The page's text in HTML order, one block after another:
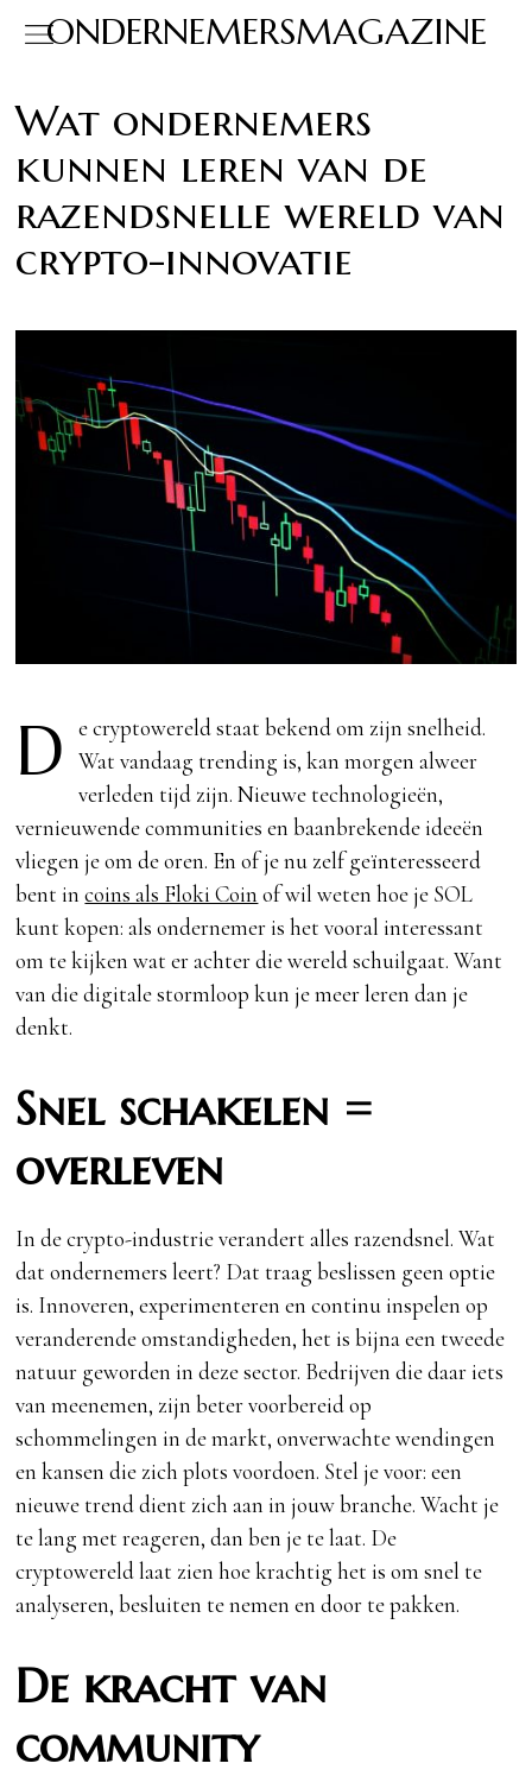
ONDERNEMERSMAGAZINE
Wat ondernemers
kunnen leren van de
razendsnelle wereld van
crypto-innovatie
D
e cryptowereld staat bekend om zijn snelheid.
Wat vandaag trending is, kan morgen alweer
verleden tijd zijn. Nieuwe technologieën,
vernieuwende communities en baanbrekende ideeën
vliegen je om de oren. En of je nu zelf geïnteresseerd
bent incoins als Floki Coin of wil weten hoe je SOL
kunt kopen: als ondernemer is het vooral interessant
om te kijken wat er achter die wereld schuilgaat. Want
van die digitale stormloop kun je meer leren dan je
denkt.
Snel schakelen =
overleven
In de crypto-industrie verandert alles razendsnel. Wat
dat ondernemers leert? Dat traag beslissen geen optie
is. Innoveren, experimenteren en continu inspelen op
veranderende omstandigheden, het is bijna een tweede
natuur geworden in deze sector. Bedrijven die daar iets
van meenemen, zijn beter voorbereid op
schommelingen in de markt, onverwachte wendingen
en kansen die zich plots voordoen. Stel je voor: een
nieuwe trend dient zich aan in jouw branche. Wacht je
te lang met reageren, dan ben je te laat. De
cryptowereld laat zien hoe krachtig het is om snel te
analyseren, besluiten te nemen en door te pakken.
De kracht van
community